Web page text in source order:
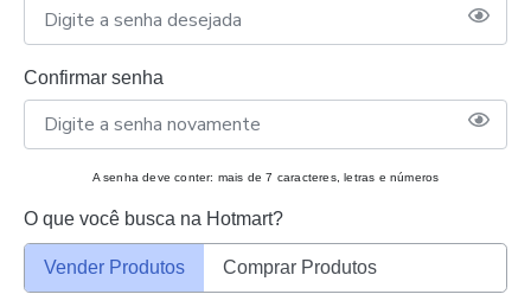
Confirmar senha
A senha deve conter: mais de 7 caracteres, letras e números
O que você busca na Hotmart?
Vender Produtos Comprar Produtos